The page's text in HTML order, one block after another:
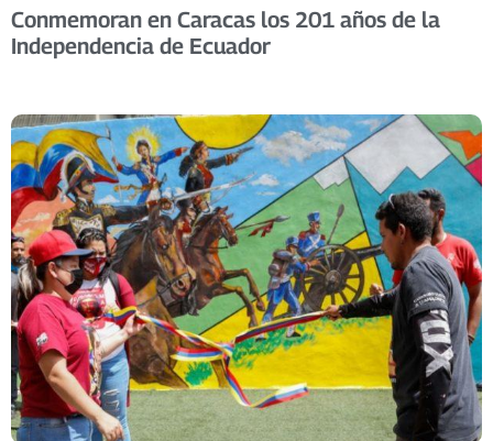
Conmemoran en Caracas los 201 años de la
Independencia de Ecuador